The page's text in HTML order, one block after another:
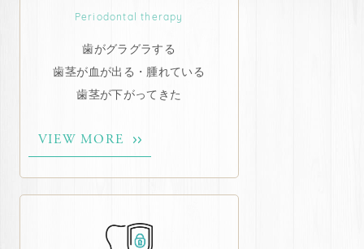
Periodontal therapy
歯がグラグラする
歯茎が血が出る・腫れている
歯茎が下がってきた
VIEW MORE